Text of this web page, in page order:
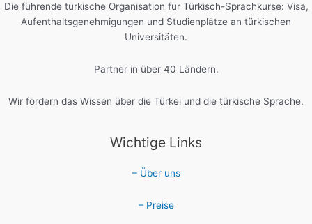
Die führende türkische Organisation für Türkisch-Sprachkurse: Visa,
Aufenthaltsgenehmigungen und Studienplätze an türkischen
Universitäten.
Partner in über 40 Ländern.
Wir fördern das Wissen über die Türkei und die türkische Sprache.
Wichtige Links
– Über uns
– Preise